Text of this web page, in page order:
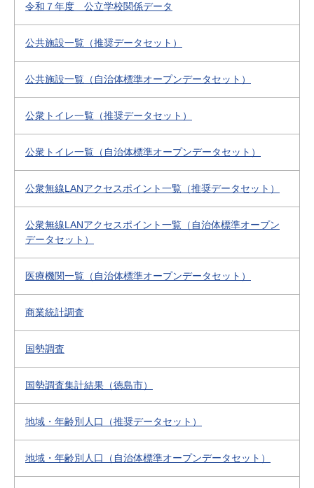
令和７年度 公立学校関係データ
公共施設一覧（推奨データセット）
公共施設一覧（自治体標準オープンデータセット）
公衆トイレ一覧（推奨データセット）
公衆トイレ一覧（自治体標準オープンデータセット）
公衆無線LANアクセスポイント一覧（推奨データセット）
公衆無線LANアクセスポイント一覧（自治体標準オープン
データセット）
医療機関一覧（自治体標準オープンデータセット）
商業統計調査
国勢調査
国勢調査集計結果（徳島市）
地域・年齢別人口（推奨データセット）
地域・年齢別人口（自治体標準オープンデータセット）